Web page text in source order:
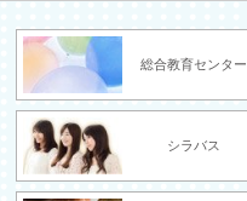
総合教育センター
シラバス